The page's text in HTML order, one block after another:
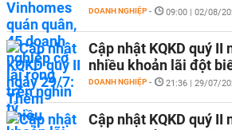
DOANH NGHIỆP - 09:00 | 02/08/
Cập nhật KQKD quý II
nhiều khoản lãi đột
DOANH NGHIỆP - 21:36 | 29/07/
Cập nhật KQKD quý II